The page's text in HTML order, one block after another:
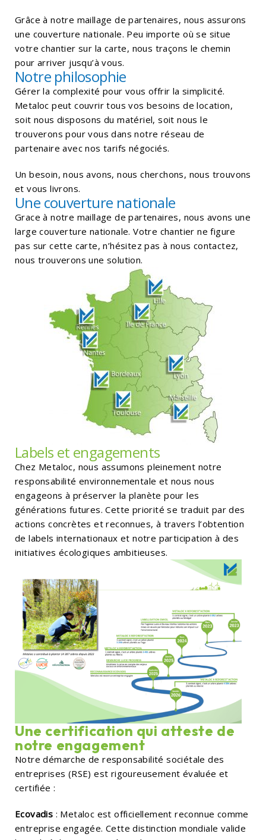
Grâce à notre maillage de partenaires, nous assurons
une couverture nationale. Peu importe où se situe
votre chantier sur la carte, nous traçons le chemin
pour arriver jusqu’à vous.
Notre philosophie
Gérer la complexité pour vous offrir la simplicité.
Metaloc peut couvrir tous vos besoins de location,
soit nous disposons du matériel, soit nous le
trouverons pour vous dans notre réseau de
partenaire avec nos tarifs négociés.
Un besoin, nous avons, nous cherchons, nous trouvons
et vous livrons.
Une couverture nationale
Grace à notre maillage de partenaires, nous avons une
large couverture nationale. Votre chantier ne figure
pas sur cette carte, n’hésitez pas à nous contactez,
nous trouverons une solution.
Labels et engagements
Chez Metaloc, nous assumons pleinement notre
responsabilité environnementale et nous nous
engageons à préserver la planète pour les
générations futures. Cette priorité se traduit par des
actions concrètes et reconnues, à travers l’obtention
de labels internationaux et notre participation à des
initiatives écologiques ambitieuses.
Une certification qui atteste de
notre engagement
Notre démarche de responsabilité sociétale des
entreprises (RSE) est rigoureusement évaluée et
certifiée :
Ecovadis : Metaloc est officiellement reconnue comme
entreprise engagée. Cette distinction mondiale valide